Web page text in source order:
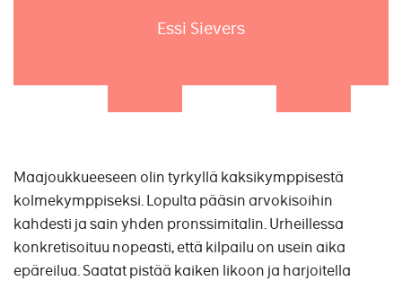
Essi Sievers
Maajoukkueeseen olin tyrkyllä kaksikymppisestä
kolmekymppiseksi. Lopulta pääsin arvokisoihin
kahdesti ja sain yhden pronssimitalin. Urheillessa
konkretisoituu nopeasti, että kilpailu on usein aika
epäreilua. Saatat pistää kaiken likoon ja harjoitella